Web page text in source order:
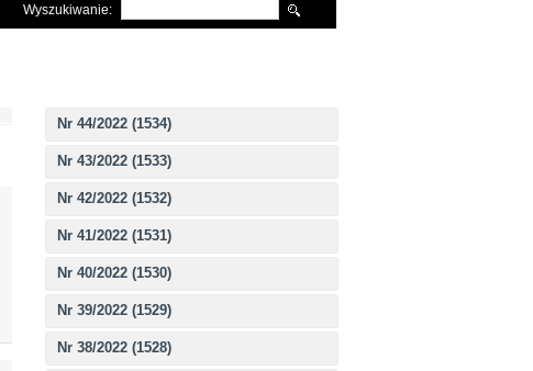
Wyszukiwanie:
Nr 44/2022 (1534)
Nr 43/2022 (1533)
Nr 42/2022 (1532)
Nr 41/2022 (1531)
Nr 40/2022 (1530)
Nr 39/2022 (1529)
Nr 38/2022 (1528)